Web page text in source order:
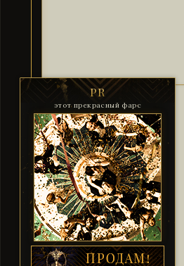
PR
этот прекрасный фарс